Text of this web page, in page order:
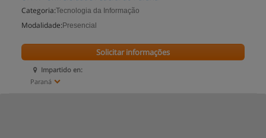
Categoria:Tecnologia da Informação
Modalidade: Presencial
Impartido en:
Paraná
Solicitar informações